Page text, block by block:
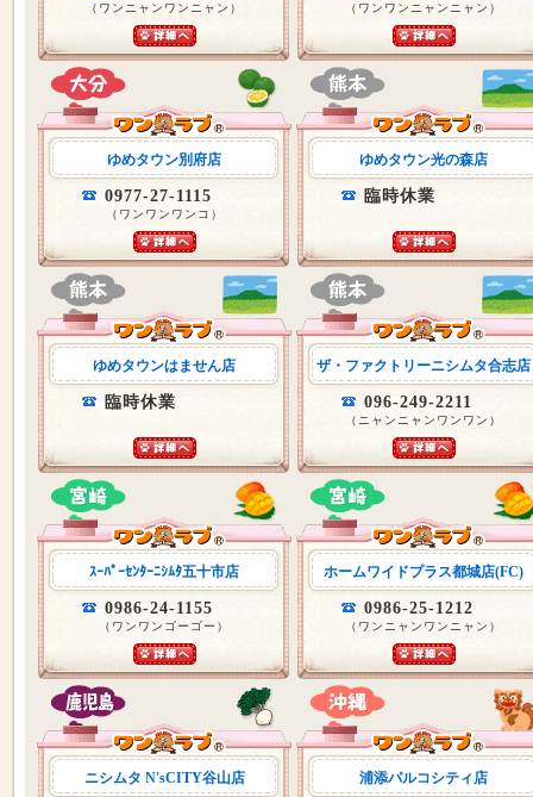
（ワンニャンワンニャン） （ワンワンニャンニャン）
ゆめタウン別府店
0977-27-1115
（ワンワンワンコ）
ゆめタウン光の森店
臨時休業
ゆめタウンはません店
臨時休業
ザ・ファクトリーニシムタ合志店
096-249-2211
（ニャンニャンワンワン）
ｽｰﾊﾟｰｾﾝﾀｰﾆｼﾑﾀ五十市店
0986-24-1155
（ワンワンゴーゴー）
ホームワイドプラス都城店(FC)
0986-25-1212
（ワンニャンワンニャン）
ニシムタ N'sCITY谷山店 浦添パルコシティ店